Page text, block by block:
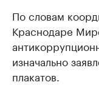
По словам
Краснодаре
изначально
плакатов.